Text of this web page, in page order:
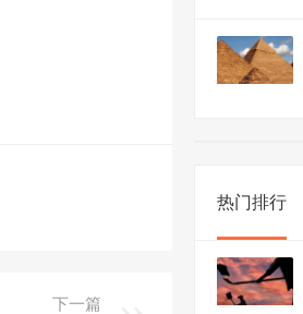
下一篇
热门排行